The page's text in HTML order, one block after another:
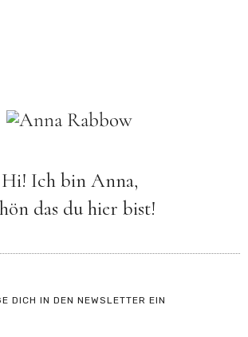
Hi! Ich bin Anna,
das du hier bist!
DICH IN DEN NEWSLETTER EIN